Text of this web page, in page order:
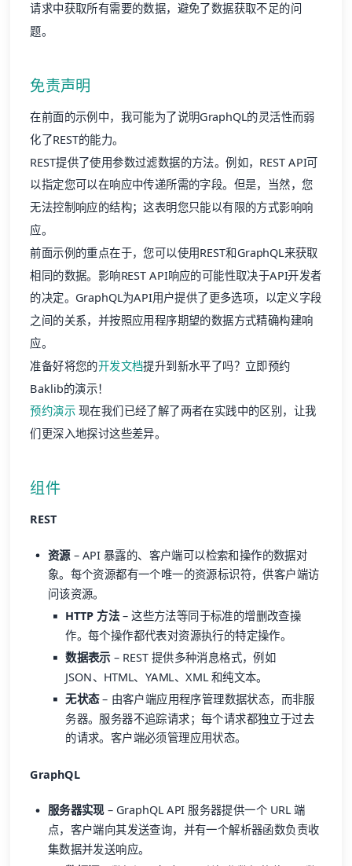
请求中获取所有需要的数据，避免了数据获取不足的问
题。
免责声明
在前面的示例中，我可能为了说明GraphQL的灵活性而弱
化了REST的能力。
REST提供了使用参数过滤数据的方法。例如，REST API可
以指定您可以在响应中传递所需的字段。但是，当然，您
无法控制响应的结构；这表明您只能以有限的方式影响响
应。
前面示例的重点在于，您可以使用REST和GraphQL来获取
相同的数据。影响REST API响应的可能性取决于API开发者
的决定。GraphQL为API用户提供了更多选项，以定义字段
之间的关系，并按照应用程序期望的数据方式精确构建响
应。
准备好将您的开发文档提升到新水平了吗？立即预约
Baklib的演示！
预约演示 现在我们已经了解了两者在实践中的区别，让我
们更深入地探讨这些差异。
组件
REST
资源– API 暴露的、客户端可以检索和操作的数据对
象。每个资源都有一个唯一的资源标识符，供客户端访
问该资源。
HTTP 方法 – 这些方法等同于标准的增删改查操
作。每个操作都代表对资源执行的特定操作。
数据表示– REST 提供多种消息格式，例如
JSON、HTML、YAML、XML 和纯文本。
无状态– 由客户端应用程序管理数据状态，而非服
务器。服务器不追踪请求；每个请求都独立于过去
的请求。客户端必须管理应用状态。
GraphQL
服务器实现– GraphQL API 服务器提供一个 URL 端
点，客户端向其发送查询，并有一个解析器函数负责收
集数据并发送响应。